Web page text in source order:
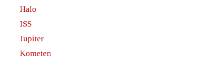
Halo
ISS
Jupiter
Kometen